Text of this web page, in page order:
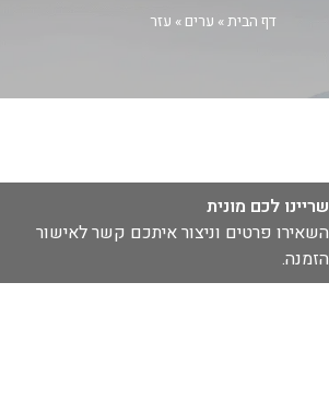
דף הבית» ערים » עזר
שריינו לכם מונית
השאירו פרטים וניצור איתכם קשר לאישור
הזמנה.